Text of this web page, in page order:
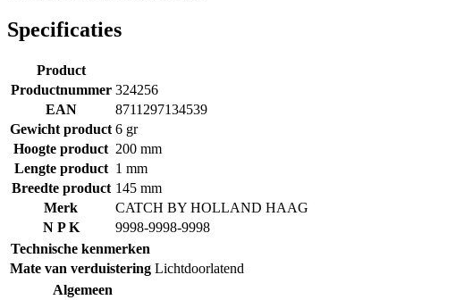
Specificaties
Product
Productnummer 324256
EAN
8711297134539
Gewicht product 6 gr
Hoogte product 200 mm
Lengte product 1 mm
Breedte product 145 mm
Merk
CATCH BY HOLLAND HAAG
N P K
9998-9998-9998
Technische kenmerken
Mate van verduistering Lichtdoorlatend
Algemeen